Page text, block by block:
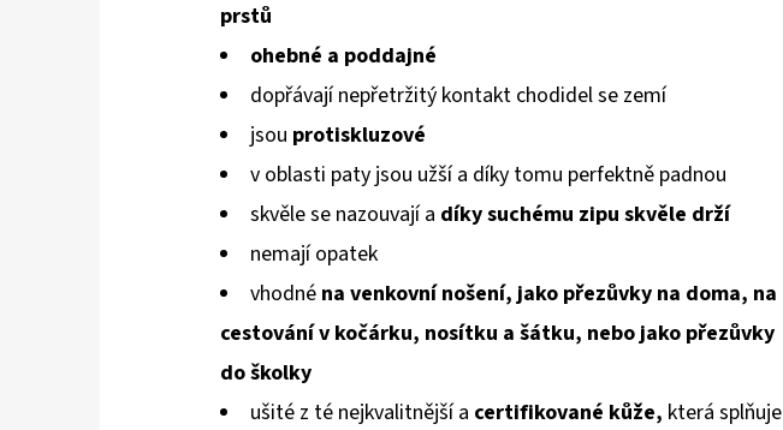
hvězdiček.
prstů
ohebné a poddajné
dopřávajínepřetržitý kontakt chodidel se zemí
jsou protiskluzové
v oblasti paty jsou užší a díky tomu perfektně padnou
skvěle se nazouvají a díky suchému zipu skvěle drží
nemají opatek
vhodné na venkovní nošení, jako přezůvky na doma, na
cestování v kočárku, nosítku a šátku, nebo jako přezůvky
do školky
ušité z té nejkvalitnější a certifikované kůže, která splňuje